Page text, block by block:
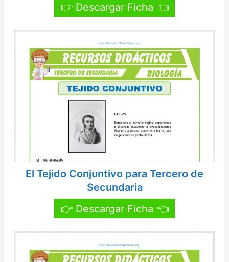
👉 Descargar Ficha 👈
El Tejido Conjuntivo para Tercero de
Secundaria
👉 Descargar Ficha 👈